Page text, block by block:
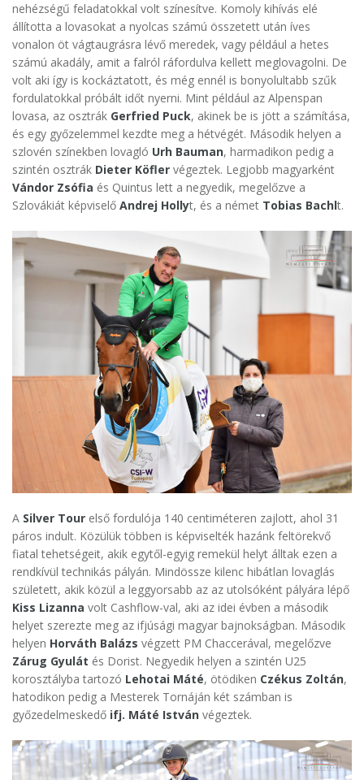
nehézségű feladatokkal volt színesítve. Komoly kihívás elé
állította a lovasokat a nyolcas számú összetett után íves
vonalon öt vágtaugrásra lévő meredek, vagy például a hetes
számú akadály, amit a falról ráfordulva kellett meglovagolni. De
volt aki így is kockáztatott, és még ennél is bonyolultabb szűk
fordulatokkal próbált időt nyerni. Mint például az Alpenspan
lovasa, az osztrák Gerfried Puck, akinek be is jött a számítása,
és egy győzelemmel kezdte meg a hétvégét. Második helyen a
szlovén színekben lovagló Urh Bauman, harmadikon pedig a
szintén osztrák Dieter Köfler végeztek. Legjobb magyarként
Vándor Zsófia és Quintus lett a negyedik, megelőzve a
Szlovákiát képviselő Andrej Hollyt, és a német Tobias Bachlt.
A Silver Tour első fordulója 140 centiméteren zajlott, ahol 31
páros indult. Közülük többen is képviselték hazánk feltörekvő
fiatal tehetségeit, akik egytől-egyig remekül helyt álltak ezen a
rendkívül technikás pályán. Mindössze kilenc hibátlan lovaglás
született, akik közül a leggyorsabb az az utolsóként pályára lépő
Kiss Lizanna volt Cashflow-val, aki az idei évben a második
helyet szerezte meg az ifjúsági magyar bajnokságban. Második
helyen Horváth Balázs végzett PM Chaccerával, megelőzve
Zárug Gyulát és Dorist. Negyedik helyen a szintén U25
korosztályba tartozó Lehotai Máté, ötödiken Czékus Zoltán,
hatodikon pedig a Mesterek Tornáján két számban is
győzedelmeskedő ifj. Máté István végeztek.